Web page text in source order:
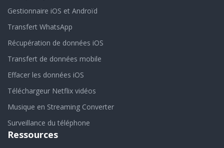
Gestionnaire iOS et Androïd
Transfert WhatsApp
Récupération de données iOS
Transfert de données mobile
Effacer les données iOS
Téléchargeur Netflix vidéos
Musique en Streaming Converter
Surveillance du téléphone
Ressources